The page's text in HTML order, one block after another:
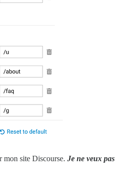
mon site Discourse. Je ne veux pas